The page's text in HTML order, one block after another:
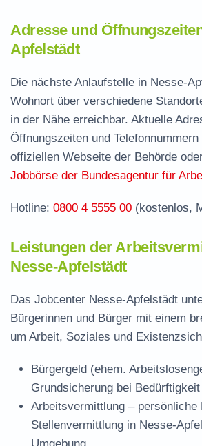
Apfelstädt
Leistungen der
Apfelstädt
Termin vereinbaren und
Jobcenter Gotha – zuständige
Stellenangebote und
Apfelstädt
Adresse und
Apfelstädt
Die nächste Anlaufstelle in Nesse-
Wohnort über verschiedene
in der Nähe erreichbar. Aktuelle
Öffnungszeiten und
offiziellen Webseite der Behörde
Jobbörse der Bundesagentur für
Hotline: 0800 4 5555 00 (kostenlos,
Leistungen der
Nesse-Apfelstädt
Das Jobcenter Nesse-Apfelstädt
Bürgerinnen und Bürger mit einem
um Arbeit, Soziales und
Bürgergeld (ehem.
Grundsicherung bei Bedürftigkeit
Arbeitsvermittlung – persönliche
Stellenvermittlung in Nesse-